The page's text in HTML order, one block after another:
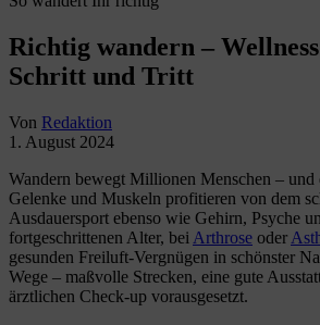
Richtig wandern –
Schritt und Tritt
Von Redaktion
1. August 2024
Wandern bewegt Millionen Menschen – und
Gelenke und Muskeln profitieren von dem
Ausdauersport ebenso wie Gehirn, Psyche
fortgeschrittenen Alter, bei Arthrose oder
gesunden Freiluft-Vergnügen in schönster
Wege – maßvolle Strecken, eine gute
ärztlichen Check-up vorausgesetzt.